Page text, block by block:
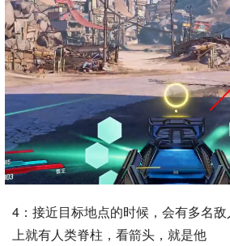
4：接近目标地点的时候，会有多名
上就有人类脊柱，看箭头，就是他